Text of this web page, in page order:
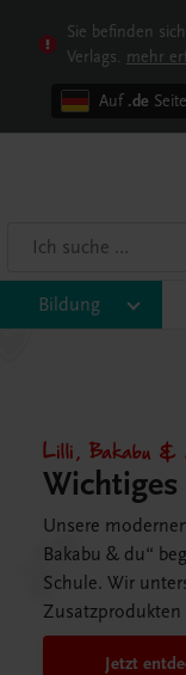
Sie befinden
Verlags. mehr
Auf .de
Bildung
Lilli, Bakabu &
Unsere
Bakabu & du“
Schule. Wir
Jetzt